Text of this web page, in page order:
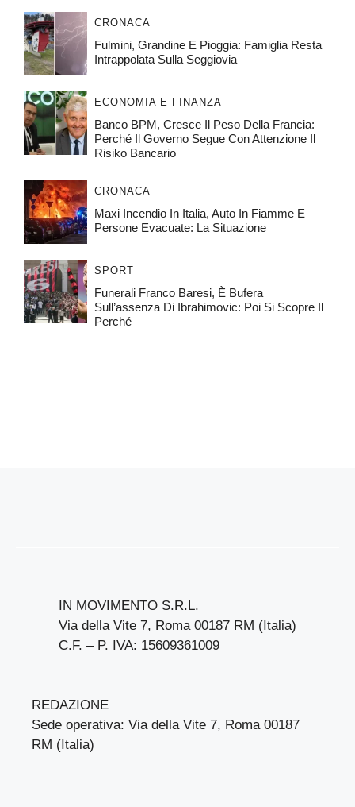
CRONACA
Fulmini, Grandine E Pioggia: Famiglia Resta
Intrappolata Sulla Seggiovia
ECONOMIA E FINANZA
Banco BPM, Cresce Il Peso Della Francia:
Perché Il Governo Segue Con Attenzione Il
Risiko Bancario
CRONACA
Maxi Incendio In Italia, Auto In Fiamme E
Persone Evacuate: La Situazione
SPORT
Funerali Franco Baresi, È Bufera
Sull’assenza Di Ibrahimovic: Poi Si Scopre Il
Perché
IN MOVIMENTO S.R.L.
Via della Vite 7, Roma 00187 RM (Italia)
C.F. – P. IVA: 15609361009
REDAZIONE
Sede operativa: Via della Vite 7, Roma 00187
RM (Italia)